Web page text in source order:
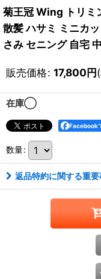
菊王冠 Wing トリミ
散髪 ハサミ ミニカ
さみ セニング 自宅
販売価格: 17,800円
在庫◯
Facebook
数量:
返品特約に関する重